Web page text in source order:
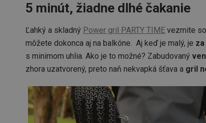
5 minút, žiadne dlhé čakanie
Ľahký a skladný Power gril PARTY TIME vezmite
môžete dokonca aj na balkóne. Aj keď je malý, je
s minimom uhlia. Ako je to možné? Zabudovaný
zhora uzatvorený, preto naň nekvapká šťava a gril